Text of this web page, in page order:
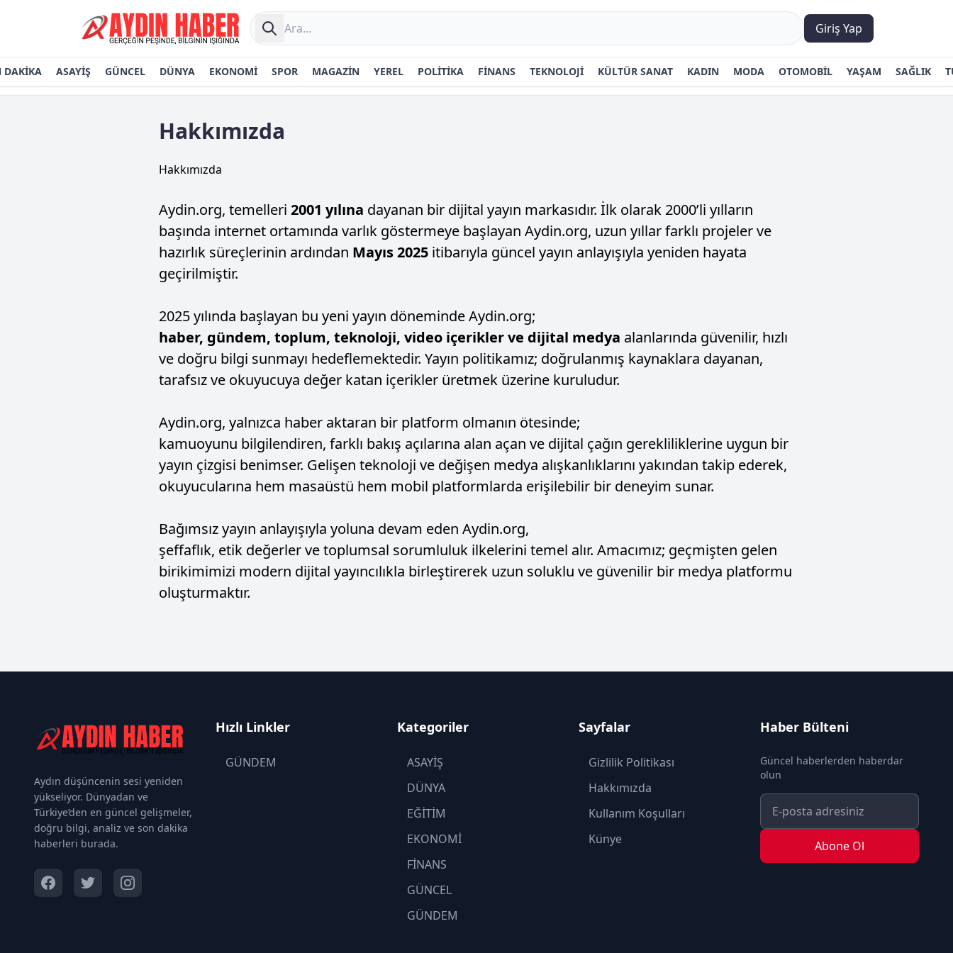
Giriş Yap
DAKİKA ASAYİŞ GÜNCEL DÜNYA EKONOMİ SPOR MAGAZİN YEREL POLİTİKA FİNANS TEKNOLOJİ KÜLTÜR SANAT KADIN MODA OTOMOBİL YAŞAM SAĞLIK
Hakkımızda
Hakkımızda
Aydin.org, temelleri 2001 yılına dayanan bir dijital yayın markasıdır. İlk olarak 2000’li yılların
başında internet ortamında varlık göstermeye başlayan Aydin.org, uzun yıllar farklı projeler ve
hazırlık süreçlerinin ardından Mayıs 2025 itibarıyla güncel yayın anlayışıyla yeniden hayata
geçirilmiştir.
2025 yılında başlayan bu yeni yayın döneminde Aydin.org;
haber, gündem, toplum, teknoloji, video içerikler ve dijital medya alanlarında güvenilir, hızlı
ve doğru bilgi sunmayı hedeflemektedir. Yayın politikamız; doğrulanmış kaynaklara dayanan,
tarafsız ve okuyucuya değer katan içerikler üretmek üzerine kuruludur.
Aydin.org, yalnızca haber aktaran bir platform olmanın ötesinde;
kamuoyunu bilgilendiren, farklı bakış açılarına alan açan ve dijital çağın gerekliliklerine uygun bir
yayın çizgisi benimser. Gelişen teknoloji ve değişen medya alışkanlıklarını yakından takip ederek,
okuyucularına hem masaüstü hem mobil platformlarda erişilebilir bir deneyim sunar.
Bağımsız yayın anlayışıyla yoluna devam eden Aydin.org,
şeffaflık, etik değerler ve toplumsal sorumluluk ilkelerini temel alır. Amacımız; geçmişten gelen
birikimimizi modern dijital yayıncılıkla birleştirerek uzun soluklu ve güvenilir bir medya platformu
oluşturmaktır.
Aydın düşüncenin sesi yeniden
yükseliyor. Dünyadan ve
Türkiye’den en güncel gelişmeler,
doğru bilgi, analiz ve son dakika
haberleri burada.
Hızlı Linkler
GÜNDEM
Kategoriler
ASAYİŞ
DÜNYA
EĞİTİM
EKONOMİ
FİNANS
GÜNCEL
GÜNDEM
Sayfalar
Gizlilik Politikası
Hakkımızda
Kullanım Koşulları
Künye
Haber Bülteni
Güncel haberlerden haberdar
olun
Abone Ol